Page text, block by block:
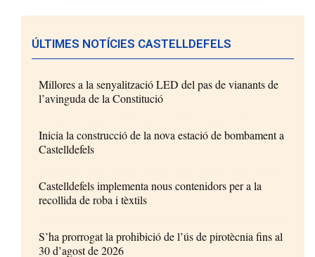
ÚLTIMES NOTÍCIES CASTELLDEFELS
Millores a la senyalització LED del pas de vianants de
l’avinguda de la Constitució
Inicia la construcció de la nova estació de bombament a
Castelldefels
Castelldefels implementa nous contenidors per a la
recollida de roba i tèxtils
S’ha prorrogat la prohibició de l’ús de pirotècnia fins al
30 d’agost de 2026